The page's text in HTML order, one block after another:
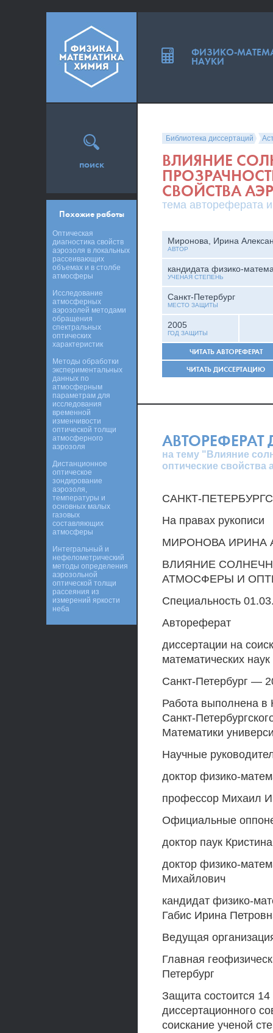
Библиотека диссертаций
ВЛИЯНИЕ
СВОЙСТВА
тема автореферата
Миронова, Ирина
АВТОР
кандидата физико-
УЧЕНАЯ СТЕПЕНЬ
Санкт-Петербург
МЕСТО ЗАЩИТЫ
2005
ГОД ЗАЩИТЫ
ЧИТАТЬ АВТОРЕФЕРАТ
ЧИТАТЬ ДИССЕРТАЦИЮ
АВТОРЕФЕРАТ
на тему "Влияние
оптические свойства
САНКТ-
На правах рукописи
МИРОНОВА ИРИНА
ВЛИЯНИЕ
АТМОСФЕРЫ И
Специальность
Автореферат
диссертации на
математических наук
Санкт-Петербург —
Работа выполнена в
Санкт-
Математики
Научные
доктор физико-
профессор Михаил
Официальные
доктор паук
доктор физико-
Михайлович
кандидат физико-
Габис Ирина
Ведущая
Главная
Петербург
Защита состоится
диссертационного
соискание ученой
поиск
Похожие работы
Оптическая
диагностика свойств
аэрозоля в локальных
рассеивающих
объемах и в столбе
атмосферы
Исследование
атмосферных
аэрозолей методами
обращения
спектральных
оптических
характеристик
Методы обработки
экспериментальных
данных по
атмосферным
параметрам для
исследования
временной
изменчивости
оптической толщи
атмосферного
аэрозоля
Дистанционное
оптическое
зондирование
аэрозоля,
температуры и
основных малых
газовых
составляющих
атмосферы
Интегральный и
нефелометрический
методы определения
аэрозольной
оптической толщи
рассеяния из
измерений яркости
неба
ФИЗИКО-
НАУКИ